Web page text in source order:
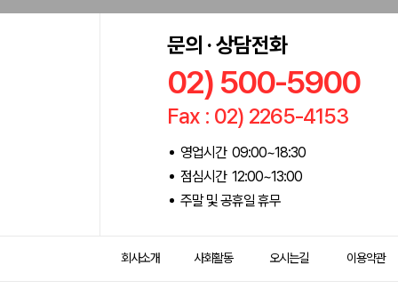
문의 · 상담전화
02) 500-5900
Fax : 02) 2265-4153
영업시간 09:00~18:30
점심시간 12:00~13:00
주말 및 공휴일 휴무
회사소개 사회활동 오시는길 이용약관